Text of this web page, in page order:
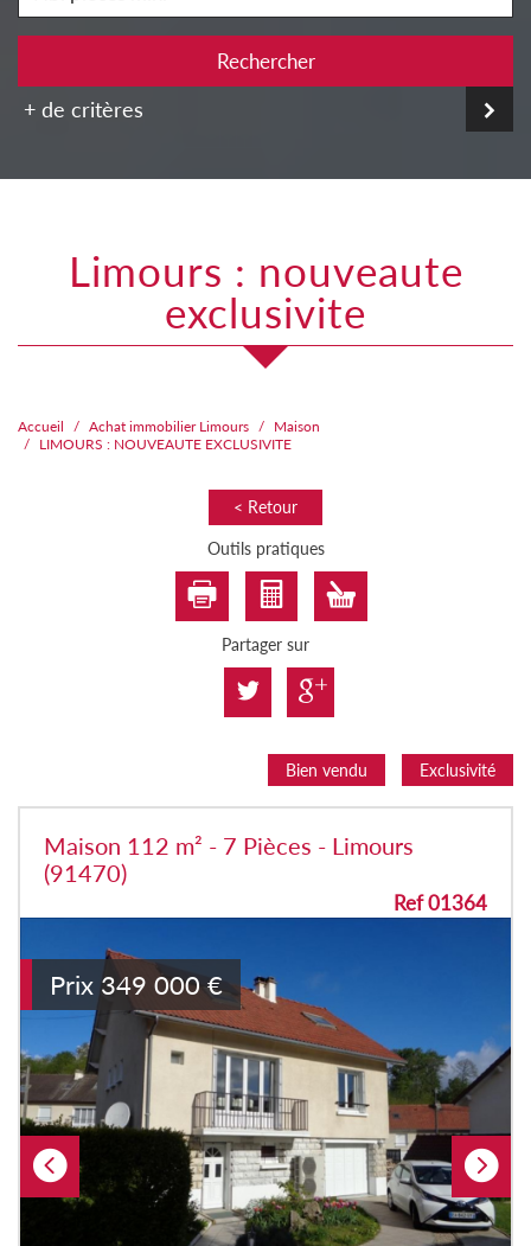
Rechercher
+ de critères
limours : nouveaute
exclusivite
Accueil Achat immobilier Limours
Maison
LIMOURS : NOUVEAUTE EXCLUSIVITE
< Retour
Outils pratiques
Partager sur
Bien vendu Exclusivité
Maison 112 m² - 7 Pièces - Limours
(91470)
Ref 01364
Prix 349 000 €